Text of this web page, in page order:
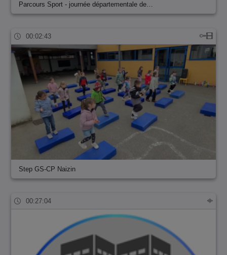
Parcours Sport - journée départementale de…
00:02:43
Step GS-CP Naizin
00:27:04